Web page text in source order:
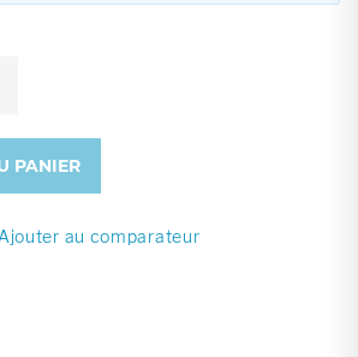
PANIER
Ajouter au comparateur